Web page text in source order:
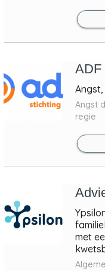
ADF
Angst
regie
met